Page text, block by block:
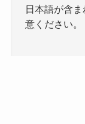
日本語が含
意ください。